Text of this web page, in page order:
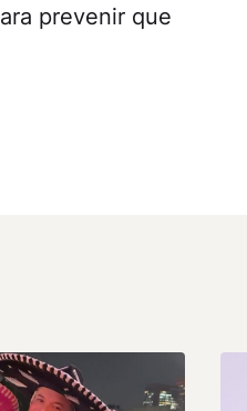
prevenir que